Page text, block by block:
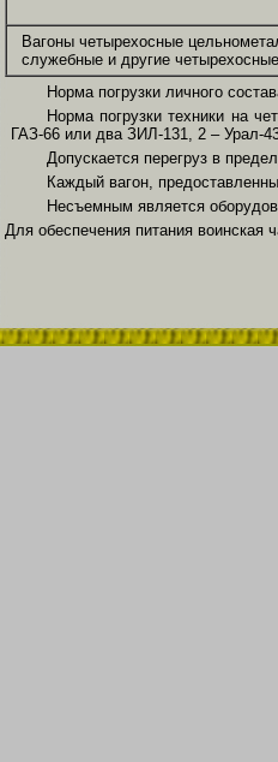
Вагоны четырехосные
служебные и другие
Норма погрузки личного
Норма погрузки техники на
ГАЗ-66 или два ЗИЛ-131, 2 – Урал-
Допускается перегруз в
Каждый вагон,
Несъемным является
Для обеспечения питания воинская